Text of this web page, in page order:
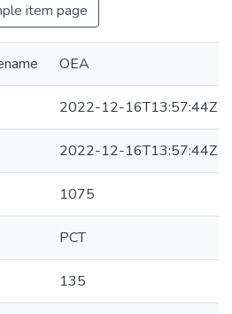
item page
OEA
2022-12-16T13:57:44Z
2022-12-16T13:57:44Z
1075
PCT
135